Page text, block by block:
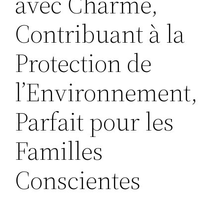
Contribuant à la
Protection de
l’Environnement,
Parfait pour les
Familles
Conscientes